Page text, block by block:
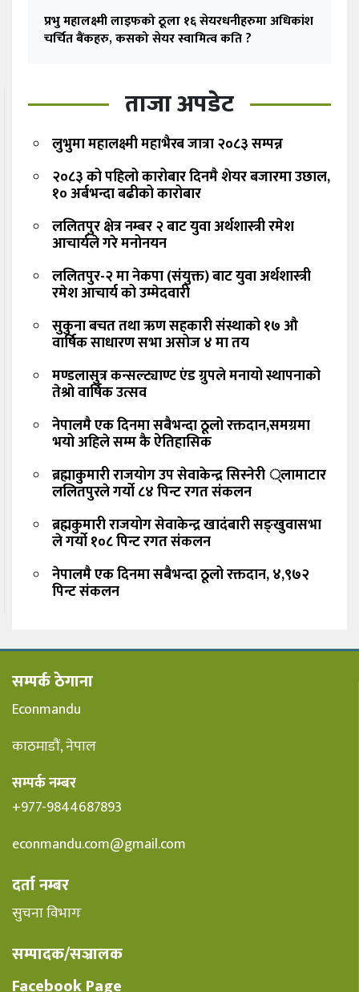
प्रभु महालक्ष्मी लाइफको ठूला १६ सेयरधनीहरुमा अधिकांश
चर्चित बैंकहरु, कसको सेयर स्वामित्व कति ?
ताजा अपडेट
लुभुमा महालक्ष्मी महाभैरब जात्रा २०८३ सम्पन्न
२०८३ को पहिलो कारोबार दिनमै शेयर बजारमा उछाल,
१० अर्बभन्दा बढीको कारोबार
ललितपुर क्षेत्र नम्बर २ बाट युवा अर्थशास्त्री रमेश
आचार्यले गरे मनोनयन
ललितपुर-२ मा नेकपा (संयुक्त) बाट युवा अर्थशास्त्री
रमेश आचार्य को उम्मेदवारी
सुकुना बचत तथा ऋण सहकारी संस्थाको १७ औ
वार्षिक साधारण सभा असोज ४ मा तय
मण्डलासुत्र कन्सल्ट्याण्ट एंड ग्रुपले मनायो स्थापनाको
तेश्रो वार्षिक उत्सव
नेपालमै एक दिनमा सबैभन्दा ठूलो रक्तदान,समग्रमा
भयो अहिले सम्म कै ऐतिहासिक
ब्रह्माकुमारी राजयोग उप सेवाकेन्द्र सिस्नेरी ्लामाटार
ललितपुरले गर्यो ८४ पिन्ट रगत संकलन
ब्रह्मकुमारी राजयोग सेवाकेन्द्र खादंबारी सङ्खुवासभा
ले गर्यो १०८ पिन्ट रगत संकलन
नेपालमै एक दिनमा सबैभन्दा ठूलो रक्तदान, ४,९७२
पिन्ट संकलन
सम्पर्क ठेगाना
Econmandu
काठमाडौं, नेपाल
सम्पर्क नम्बर
+977-9844687893
econmandu.com@gmail.com
दर्ता नम्बर
सुचना विभागः
सम्पादक/सञ्रालक
Facebook Page